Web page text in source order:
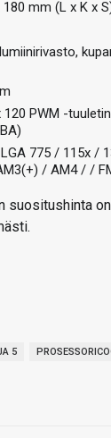
mm (L x K x
PWM -
775 / 115x /
/ AM4 / /
suositushinta
5